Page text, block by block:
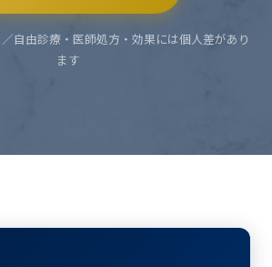
自由診療・医師処方・効果には個人差があり
ます